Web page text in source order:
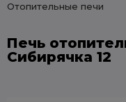
Отопительные печи
Печь
Сибирячка 12